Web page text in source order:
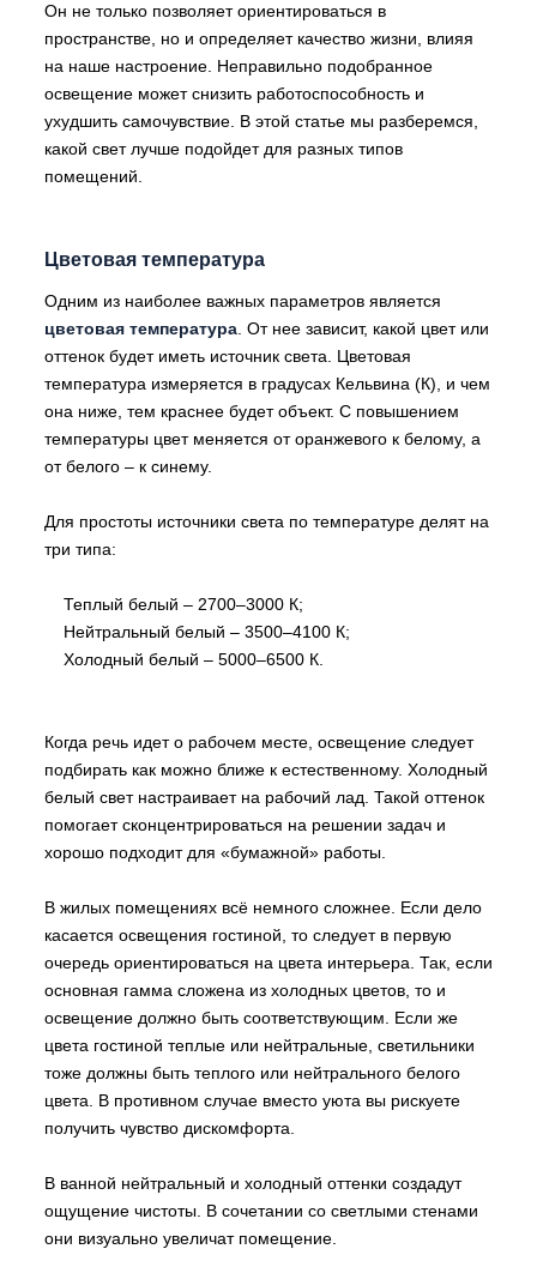
Он не только позволяет ориентироваться в
пространстве, но и определяет качество жизни, влияя
на наше настроение. Неправильно подобранное
освещение может снизить работоспособность и
ухудшить самочувствие. В этой статье мы разберемся,
какой свет лучше подойдет для разных типов
помещений.
Цветовая температура
Одним из наиболее важных параметров является
цветовая температура. От нее зависит, какой цвет или
оттенок будет иметь источник света. Цветовая
температура измеряется в градусах Кельвина (К), и чем
она ниже, тем краснее будет объект. С повышением
температуры цвет меняется от оранжевого к белому, а
от белого – к синему.
Для простоты источники света по температуре делят на
три типа:
Теплый белый – 2700–3000 К;
Нейтральный белый – 3500–4100 К;
Холодный белый – 5000–6500 К.
Когда речь идет о рабочем месте, освещение следует
подбирать как можно ближе к естественному. Холодный
белый свет настраивает на рабочий лад. Такой оттенок
помогает сконцентрироваться на решении задач и
хорошо подходит для «бумажной» работы.
В жилых помещениях всё немного сложнее. Если дело
касается освещения гостиной, то следует в первую
очередь ориентироваться на цвета интерьера. Так, если
основная гамма сложена из холодных цветов, то и
освещение должно быть соответствующим. Если же
цвета гостиной теплые или нейтральные, светильники
тоже должны быть теплого или нейтрального белого
цвета. В противном случае вместо уюта вы рискуете
получить чувство дискомфорта.
В ванной нейтральный и холодный оттенки создадут
ощущение чистоты. В сочетании со светлыми стенами
они визуально увеличат помещение.